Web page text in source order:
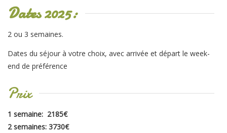
Dates 2025:
2 ou 3 semaines.
Dates du séjour à votre choix, avec arrivée et départ le week-
end de préférence
Prix
1 semaine: 2185€
2 semaines: 3730€